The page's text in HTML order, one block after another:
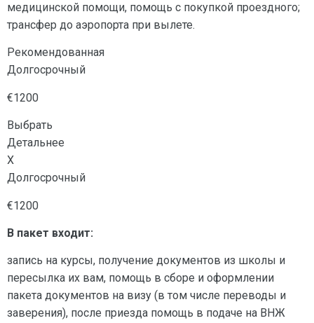
медицинской помощи, помощь с покупкой проездного;
трансфер до аэропорта при вылете.
Рекомендованная
Долгосрочный
€1200
Выбрать
Детальнее
X
Долгосрочный
€1200
В пакет входит:
запись на курсы, получение документов из школы и
пересылка их вам, помощь в сборе и оформлении
пакета документов на визу (в том числе переводы и
заверения), после приезда помощь в подаче на ВНЖ